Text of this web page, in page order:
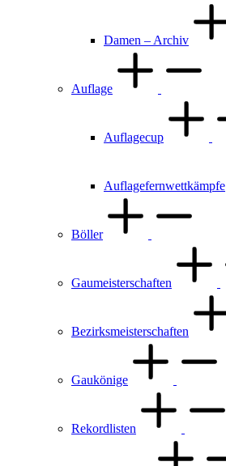
Damen – Archiv
Auflage
Auflagecup
Auflagefernwettkämpfe
Böller
Gaumeisterschaften
Bezirksmeisterschaften
Gaukönige
Rekordlisten